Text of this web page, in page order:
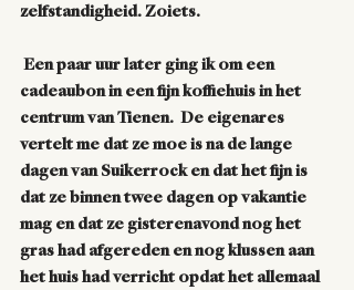
zelfstandigheid. Zoiets.
cadeaubon in een fijn koffiehuis in het
centrum van Tienen.  De eigenares
vertelt me dat ze moe is na de lange
dagen van Suikerrock en dat het fijn is
dat ze binnen twee dagen op vakantie
mag en dat ze gisterenavond nog het
gras had afgereden en nog klussen aan
het huis had verricht opdat het allemaal